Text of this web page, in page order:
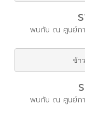
พบกัน ณ ศูนย์กา
ข้า
พบกัน ณ ศูนย์กา